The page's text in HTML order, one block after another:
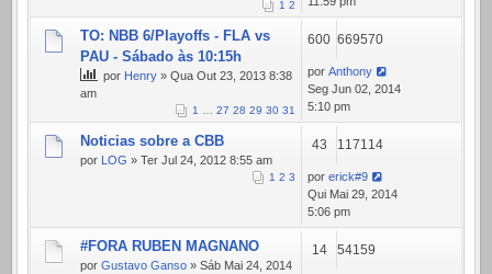
1 2
TO: NBB 6/Playoffs - FLA vs
PAU - Sábado às 10:15h
por Henry » Qua Out 23, 2013 8:38
am
1 … 27 28 29 30 31
600 669570
por Anthony
Seg Jun 02, 2014
5:10 pm
Noticias sobre a CBB
por LOG » Ter Jul 24, 2012 8:55 am
1 2 3
43 117114
por erick#9
Qui Mai 29, 2014
5:06 pm
#FORA RUBEN MAGNANO
por Gustavo Ganso » Sáb Mai 24, 2014
14 54159